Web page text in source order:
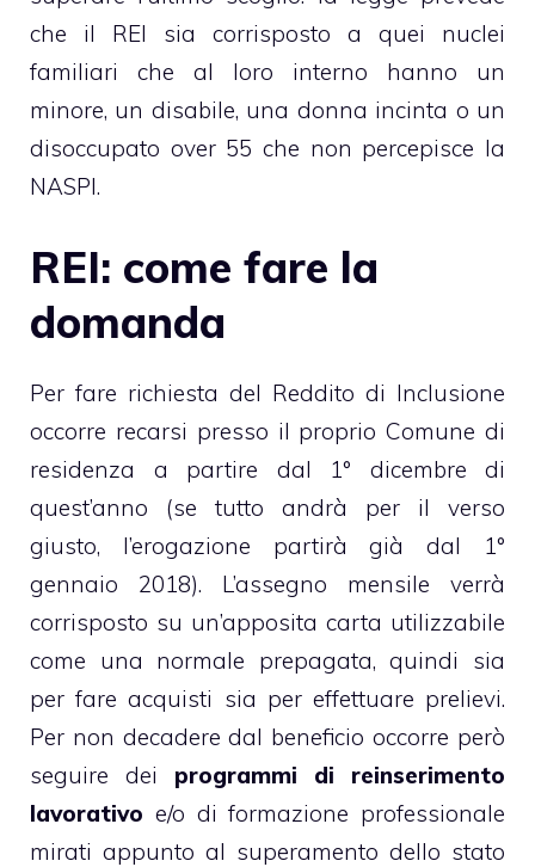
che il REI sia corrisposto a quei nuclei
familiari che al loro interno hanno un
minore, un disabile, una donna incinta o un
disoccupato over 55 che non percepisce la
NASPI.
REI: come fare la
domanda
Per fare richiesta del Reddito di Inclusione
occorre recarsi presso il proprio Comune di
residenza a partire dal 1° dicembre di
quest’anno (se tutto andrà per il verso
giusto, l’erogazione partirà già dal 1°
gennaio 2018). L’assegno mensile verrà
corrisposto su un’apposita carta utilizzabile
come una normale prepagata, quindi sia
per fare acquisti sia per effettuare prelievi.
Per non decadere dal beneficio occorre però
seguire dei programmi di reinserimento
lavorativo e/o di formazione professionale
mirati appunto al superamento dello stato